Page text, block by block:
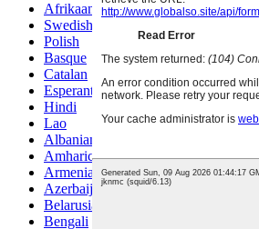
Afrikaans
Swedish
Polish
Basque
Catalan
Esperanto
Hindi
Lao
Albanian
Amharic
Armenian
Azerbaijani
Belarusian
Bengali